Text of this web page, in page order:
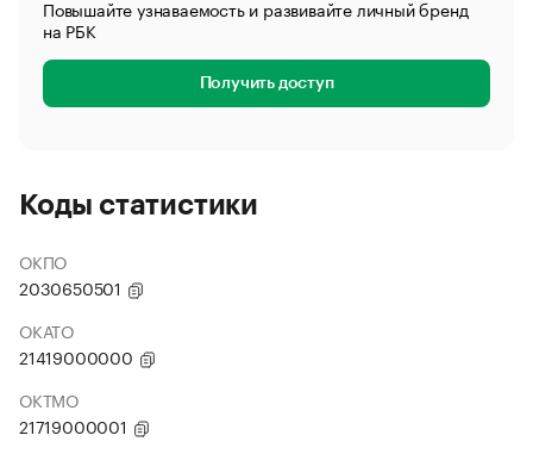
Повышайте узнаваемость и развивайте личный бренд
на РБК
Получить доступ
Коды статистики
ОКПО
2030650501
ОКАТО
21419000000
ОКТМО
21719000001